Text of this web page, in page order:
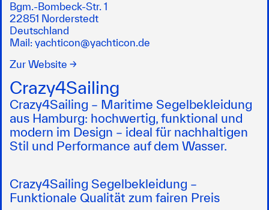
Bgm.-Bombeck-Str. 1
22851 Norderstedt
Deutschland
Mail:yachticon@yachticon.de
Zur Website →
Crazy4Sailing
Crazy4Sailing – Maritime Segelbekleidung
aus Hamburg: hochwertig, funktional und
modern im Design – ideal für nachhaltigen
Stil und Performance auf dem Wasser.
Crazy4Sailing Segelbekleidung –
Funktionale Qualität zum fairen Preis